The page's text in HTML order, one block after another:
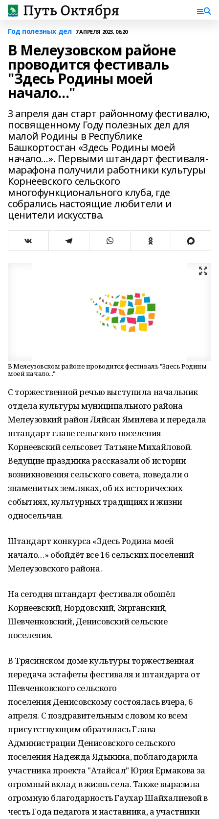
Год полезных дел 7 АПРЕЛЯ 2023, 06:20
В Мелеузовском районе
проводится фестиваль
"Здесь Родины моей
начало..."
3 апреля дан старт районному фестивалю,
посвященному Году полезных дел для
малой Родины в Республике
Башкортостан «Здесь Родины моей
начало…». Первыми штандарт фестиваля-
марафона получили работники культуры
Корнеевского сельского
многофункционального клуба, где
собрались настоящие любители и
ценители искусства.
В Мелеузовском районе проводится фестиваль "Здесь Родины
моей начало..."
С торжественной речью выступила начальник
отдела культуры муниципального района
Мелеузовкий район Ляйсан Ямилева и передала
штандарт главе сельского поселения
Корнеевский сельсовет Татьяне Михайловой.
Ведущие праздника рассказали об истории
возникновения сельского совета, поведали о
знаменитых земляках, об их исторических
событиях, культурных традициях и жизни
односельчан.
Штандарт конкурса «Здесь Родина моей
начало…» обойдёт все 16 сельских поселений
Мелеузовского района.
На сегодня штандарт фестиваля обошёл
Корнеевский, Нордовский, Зирганский,
Шевченковский, Денисовский сельские
поселения.
В Трясинском доме культуры торжественная
передача эстафеты фестиваля и штандарта от
Шевченковского сельского
поселения Денисовскому состоялась вчера, 6
апреля. С поздравительным словом ко всем
присутствующим обратилась Глава
Администрации Денисовского сельского
поселения Надежда Ядыкина, поблагодарила
участника проекта "Атайсал" Юрия Ермакова за
огромный вклад в жизнь села. Также выразила
огромную благодарность Гаухар Шайхалиевой в
честь Года педагога и наставника, а участники